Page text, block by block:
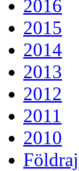
2016
2015
2014
2013
2012
2011
2010